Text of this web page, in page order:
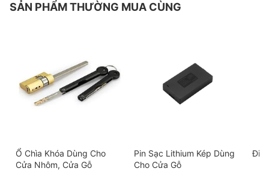
SẢN PHẨM THƯỜNG MUA CÙNG
Ổ Chìa Khóa Dùng Cho
Cửa Nhôm, Cửa Gỗ
Pin Sạc Lithium Kép Dùng
Cho Cửa Gỗ